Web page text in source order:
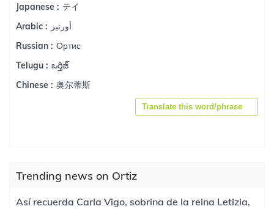
Japanese : テイ
Arabic : أورتيز
Russian : Ортис
Telugu : ఒర్తిజ్
Chinese : 奥尔蒂斯
Translate this word/phrase
Trending news on Ortiz
Así recuerda Carla Vigo, sobrina de la reina Letizia,